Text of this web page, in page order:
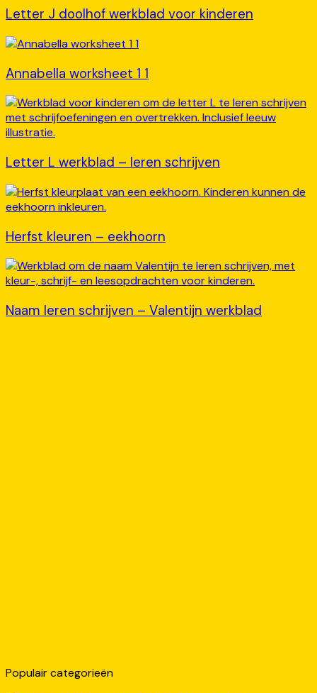
Letter J doolhof werkblad voor kinderen
Annabella worksheet 1 1
Letter L werkblad – leren schrijven
Herfst kleuren – eekhoorn
Naam leren schrijven – Valentijn werkblad
Populair categorieën